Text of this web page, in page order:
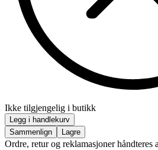
Ikke tilgjengelig i butikk
Legg i handlekurv
Sammenlign
Lagre
Ordre, retur og reklamasjoner håndteres